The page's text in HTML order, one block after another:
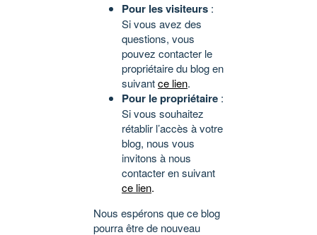
Pour les visiteurs :
Si vous avez des
questions, vous
pouvez contacter le
propriétaire du blog en
suivantce lien.
Pour le propriétaire :
Si vous souhaitez
rétablir l’accès à votre
blog, nous vous
invitons à nous
contacter en suivant
ce lien.
Nous espérons que ce blog
pourra être de nouveau